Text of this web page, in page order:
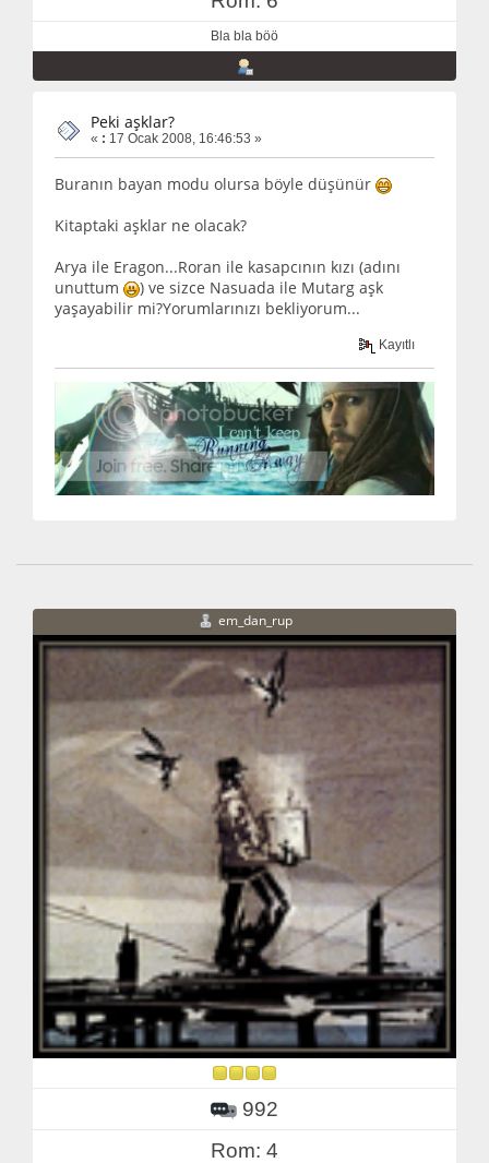
Bla bla böö
Peki aşklar?
« : 17 Ocak 2008, 16:46:53 »
Buranın bayan modu olursa böyle düşünür
Kitaptaki aşklar ne olacak?
Arya ile Eragon...Roran ile kasapcının kızı (adını
unuttum
) ve sizce Nasuada ile Mutarg aşk
yaşayabilir mi?Yorumlarınızı bekliyorum...
Kayıtlı
em_dan_rup
992
Rom: 4